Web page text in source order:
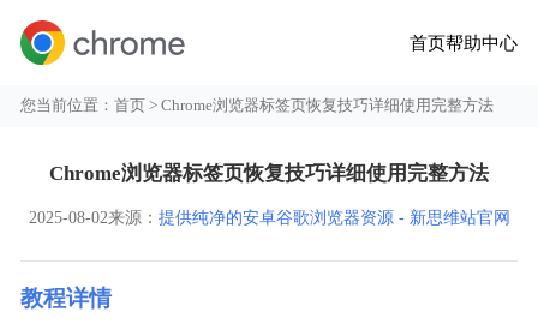
首页帮助中心
您当前位置：首页 > Chrome浏览器标签页恢复技巧详细使用完整方法
Chrome浏览器标签页恢复技巧详细使用完整方法
2025-08-02来源： 提供纯净的安卓谷歌浏览器资源 - 新思维站官网
教程详情